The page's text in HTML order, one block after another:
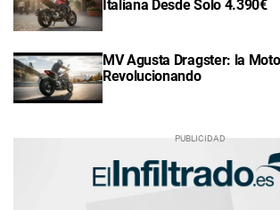
Italiana Desde Solo 4.390€
MV Agusta Dragster: la
Revolucionando